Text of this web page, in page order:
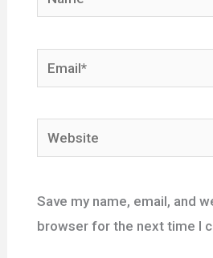
Email*
Website
Save my name, email, and
browser for the next time I